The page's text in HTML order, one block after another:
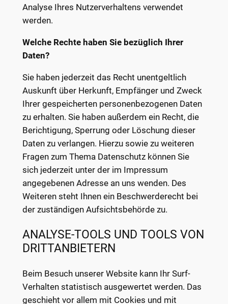
Analyse Ihres Nutzerverhaltens verwendet
werden.
Welche Rechte haben Sie bezüglich Ihrer
Daten?
Sie haben jederzeit das Recht unentgeltlich
Auskunft über Herkunft, Empfänger und Zweck
Ihrer gespeicherten personenbezogenen Daten
zu erhalten. Sie haben außerdem ein Recht, die
Berichtigung, Sperrung oder Löschung dieser
Daten zu verlangen. Hierzu sowie zu weiteren
Fragen zum Thema Datenschutz können Sie
sich jederzeit unter der im Impressum
angegebenen Adresse an uns wenden. Des
Weiteren steht Ihnen ein Beschwerderecht bei
der zuständigen Aufsichtsbehörde zu.
ANALYSE-TOOLS UND TOOLS VON
DRITTANBIETERN
Beim Besuch unserer Website kann Ihr Surf-
Verhalten statistisch ausgewertet werden. Das
geschieht vor allem mit Cookies und mit